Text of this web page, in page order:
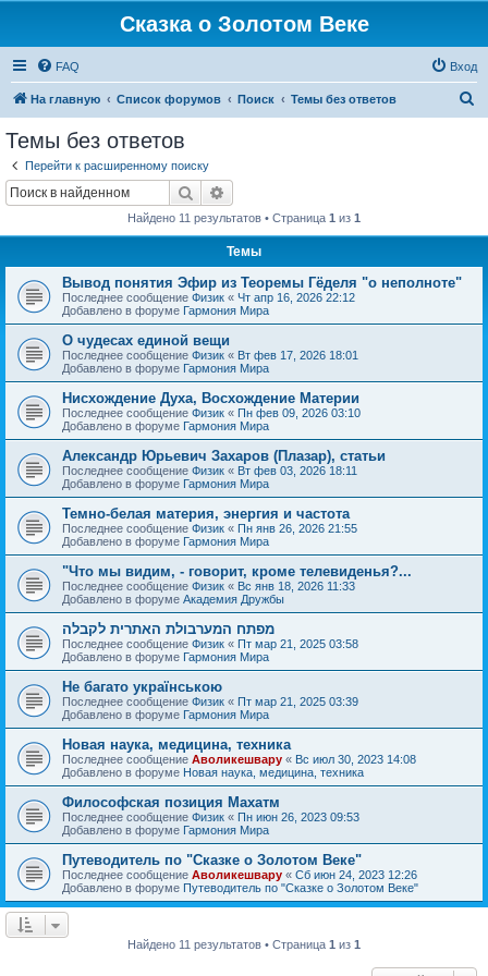
Сказка о Золотом Веке
FAQ Вход
На главную Список форумов Поиск Темы без ответов
Темы без ответов
Перейти к расширенному поиску
Поиск
Найдено 11 результатов • Страница 1 из 1
Темы
Вывод понятия Эфир из Теоремы Гёделя "о неполноте"
Последнее сообщение Физик « Чт апр 16, 2026 22:12
Добавлено в форуме Гармония Мира
О чудесах единой вещи
Последнее сообщение Физик « Вт фев 17, 2026 18:01
Добавлено в форуме Гармония Мира
Нисхождение Духа, Восхождение Материи
Последнее сообщение Физик « Пн фев 09, 2026 03:10
Добавлено в форуме Гармония Мира
Александр Юрьевич Захаров (Плазар), статьи
Последнее сообщение Физик « Вт фев 03, 2026 18:11
Добавлено в форуме Гармония Мира
Темно-белая материя, энергия и частота
Последнее сообщение Физик « Пн янв 26, 2026 21:55
Добавлено в форуме Гармония Мира
"Что мы видим, - говорит, кроме телевиденья?...
Последнее сообщение Физик « Вс янв 18, 2026 11:33
Добавлено в форуме Академия Дружбы
מפתח המערבולת האתרית לקבלה
Последнее сообщение Физик « Пт мар 21, 2025 03:58
Добавлено в форуме Гармония Мира
Не багато українською
Последнее сообщение Физик « Пт мар 21, 2025 03:39
Добавлено в форуме Гармония Мира
Новая наука, медицина, техника
Последнее сообщение Аволикешвару « Вс июл 30, 2023 14:08
Добавлено в форуме Новая наука, медицина, техника
Философская позиция Махатм
Последнее сообщение Физик « Пн июн 26, 2023 09:53
Добавлено в форуме Гармония Мира
Путеводитель по "Сказке о Золотом Веке"
Последнее сообщение Аволикешвару « Сб июн 24, 2023 12:26
Добавлено в форуме Путеводитель по "Сказке о Золотом Веке"
Найдено 11 результатов • Страница 1 из 1